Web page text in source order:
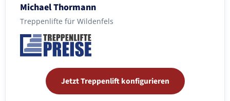
Michael Thormann
Treppenlifte für Wildenfels
Jetzt Treppenlift konfigurieren